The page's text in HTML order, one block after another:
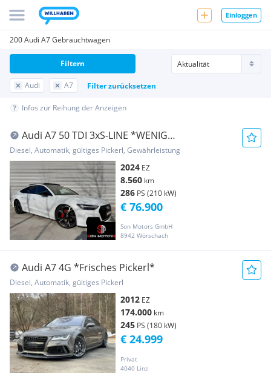
Einloggen
200 Audi A7 Gebrauchtwagen
Audi A7 Filter zurücksetzen
Filtern
Infos zur Reihung der Anzeigen
Audi A7 50 TDI 3xS-LINE *WENIG
KM*VOLL*PANO*KEYLESS*...
Diesel, Automatik, gültiges Pickerl, Gewährleistung
2024 EZ
8.560 km
286 PS (210 kW)
Son Motors GmbH
8942 Wörschach
€ 76.900
Audi A7 4G *Frisches Pickerl*
Diesel, Automatik, gültiges Pickerl
2012 EZ
174.000 km
245 PS (180 kW)
Privat
4040 Linz
€ 24.999